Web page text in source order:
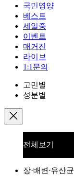
국민영양
베스트
세일중
이벤트
매거진
라이브
1:1문의
고민별
성분별
전체보기
장·배변·유산균